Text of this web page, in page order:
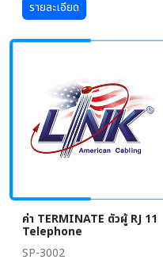
รายละเอียด
ค่า TERMINATE ตัวผู้ RJ 11
Telephone
SP-3002